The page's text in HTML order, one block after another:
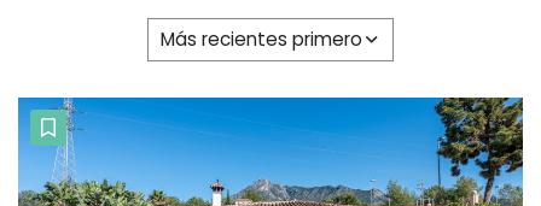
Más recientes primero